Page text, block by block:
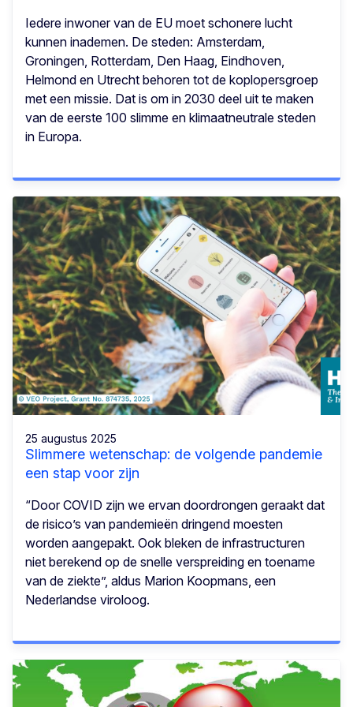
Iedere inwoner van de EU moet schonere lucht
kunnen inademen. De steden: Amsterdam,
Groningen, Rotterdam, Den Haag, Eindhoven,
Helmond en Utrecht behoren tot de koplopersgroep
met een missie. Dat is om in 2030 deel uit te maken
van de eerste 100 slimme en klimaatneutrale steden
in Europa.
25 augustus 2025
Slimmere wetenschap: de volgende pandemie
een stap voor zijn
“Door COVID zijn we ervan doordrongen geraakt dat
de risico’s van pandemieën dringend moesten
worden aangepakt. Ook bleken de infrastructuren
niet berekend op de snelle verspreiding en toename
van de ziekte”, aldus Marion Koopmans, een
Nederlandse viroloog.